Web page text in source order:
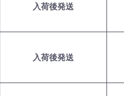
入荷後発送
入荷後発送